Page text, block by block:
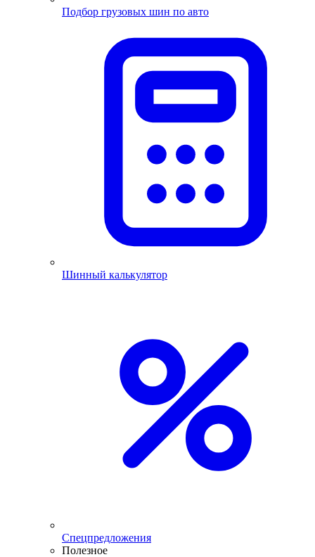
Подбор грузовых шин по авто
Шинный калькулятор
Спецпредложения
Полезное